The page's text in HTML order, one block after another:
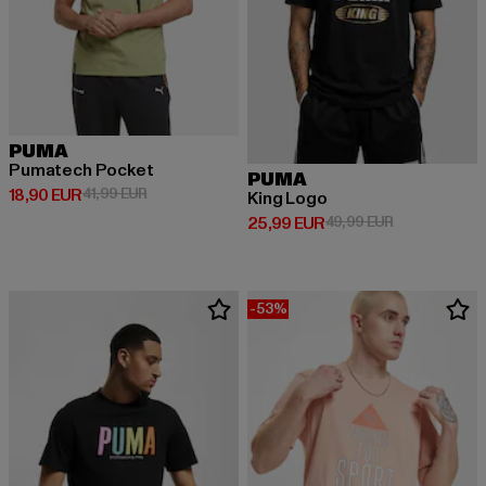
PUMA
Pumatech Pocket
18,90 EUR
Derzeitiger Preis: 18,90 EUR
41,99 EURAktionspreis: 41,99 EUR
PUMA
King Logo
25,99 EUR
Derzeitiger Preis: 25,99 EUR
49,99 EURAktionspreis:
-53%